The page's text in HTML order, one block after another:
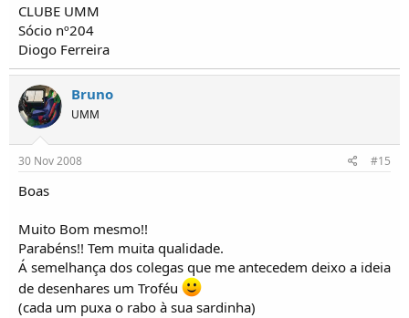
CLUBE UMM
Sócio nº204
Diogo Ferreira
Bruno
UMM
30 Nov 2008 #15
Boas
Muito Bom mesmo!!
Parabéns!! Tem muita qualidade.
Á semelhança dos colegas que me antecedem deixo a ideia
de desenhares um Troféu
(cada um puxa o rabo à sua sardinha)